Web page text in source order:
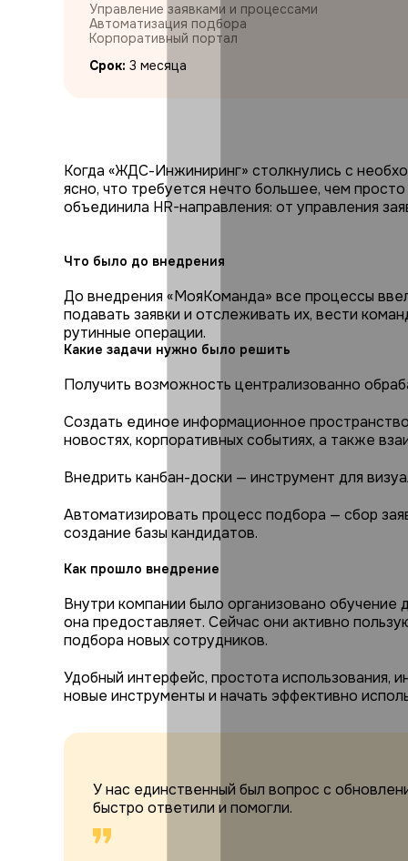
Управление заявками и процессами
Автоматизация подбора
Корпоративный портал
Срок: 3 месяца
Когда «ЖДС-Инжиниринг» столкнулись с
ясно, что требуется нечто большее, чем
объединила HR-направления: от управления
Что было до внедрения
До внедрения «МояКоманда» все процессы
подавать заявки и отслеживать их, вести
рутинные операции.
Какие задачи нужно было решить
Получить возможность централизованно
Создать единое информационное
новостях, корпоративных событиях, а также
Внедрить канбан-доски — инструмент для
Автоматизировать процесс подбора — сбор
создание базы кандидатов.
Как прошло внедрение
Внутри компании было организовано
она предоставляет. Сейчас они активно
подбора новых сотрудников.
Удобный интерфейс, простота использования,
новые инструменты и начать эффективно
У нас единственный был вопрос с
быстро ответили и помогли.